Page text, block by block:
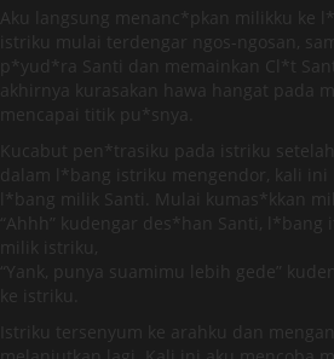
Aku langsung menanc*pkan milikku ke
istriku mulai terdengar ngos-ngosan,
p*yud*ra Santi dan memainkan Cl*t
akhirnya kurasakan hawa hangat pada
mencapai titik pu*snya.
Kucabut pen*trasiku pada istriku
dalam l*bang istriku mengendor, kali ini
l*bang milik Santi. Mulai kumas*kkan
“Ahhh” kudengar des*han Santi, l*bang
milik istriku,
“Yank, punya suamimu lebih gede”
ke istriku.
Istriku tersenyum ke arahku dan